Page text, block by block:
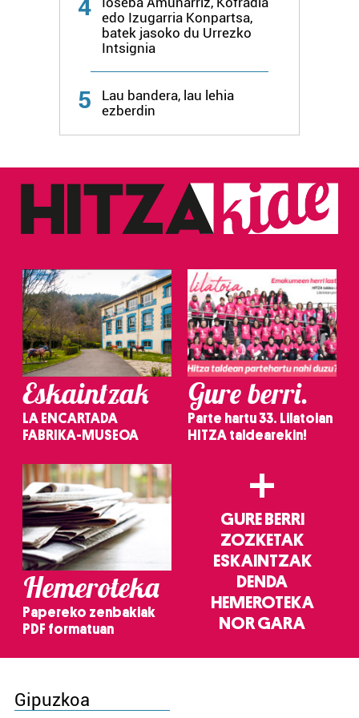
Webgune honek cookie propioak eta hirugarrenen cookie-
fitxategiak erabiltzen ditu. Zure esperientzia eta
zerbitzuak hobetzeko asmoz, cookie teknologiaz
baliatzen gara. Ohar hau onartuz gero, teknologia hori
erabiltzeko baimen esplizitua ematen diguzu.
irakurri
4
edo Izugarria Konpartsa,
batek jasoko du Urrezko
Intsignia
5
Lau bandera, lau lehia
ezberdin
Eskaintzak
LA ENCARTADA
FABRIKA-MUSEOA
Gure berri.
Parte hartu 33. Lilatoian
HITZA taldearekin!
Hemeroteka
Papereko zenbakiak
PDF formatuan
+
GURE BERRI
ZOZKETAK
ESKAINTZAK
DENDA
HEMEROTEKA
NOR GARA
Gipuzkoa